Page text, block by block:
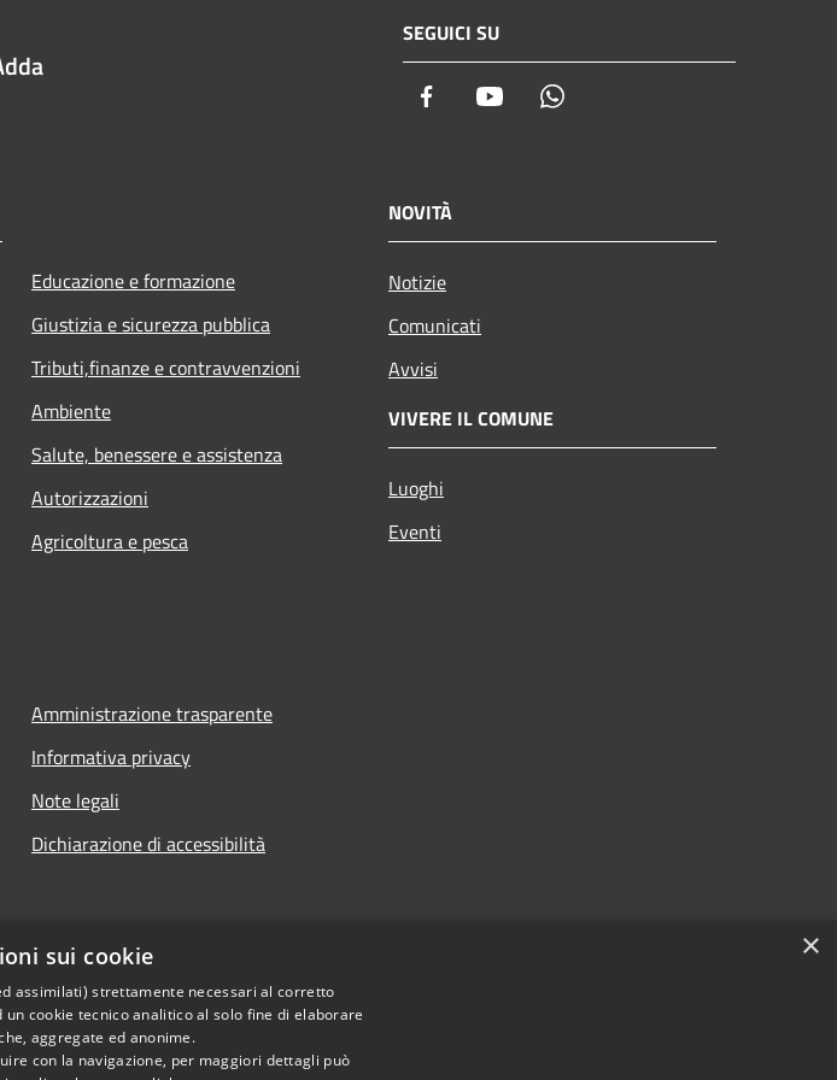
SEGUICI SU
Facebook Youtube
Educazione e formazione
Giustizia e sicurezza pubblica
Tributi,finanze e contravvenzioni
Ambiente
Salute, benessere e assistenza
Autorizzazioni
Agricoltura e pesca
NOVITÀ
Notizie
Comunicati
Avvisi
VIVERE IL COMUNE
Luoghi
Eventi
Amministrazione trasparente
Informativa privacy
Note legali
Dichiarazione di accessibilità
×
sui cookie
assimilati) strettamente necessari al corretto
cookie tecnico analitico al solo fine di elaborare
aggregate ed anonime.
con la navigazione, per maggiori dettagli può